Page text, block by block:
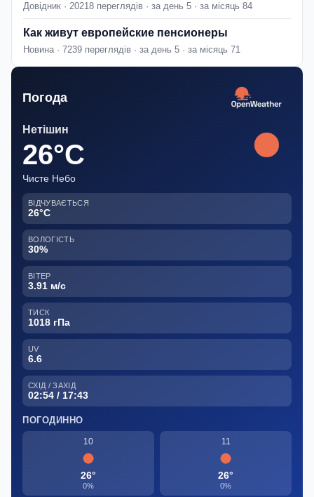
Довідник · 20218 переглядів · за день 5 · за місяць 84
Как живут европейские пенсионеры
Новина · 7239 переглядів · за день 5 · за місяць 71
Погода
Нетішин
26°C
Чисте Небо
ВІДЧУВАЄТЬСЯ
26°C
ВОЛОГІСТЬ
30%
ВІТЕР
3.91 м/с
ТИСК
1018 гПа
UV
6.6
СХІД / ЗАХІД
02:54 / 17:43
ПОГОДИННО
10
26°
0%
11
26°
0%